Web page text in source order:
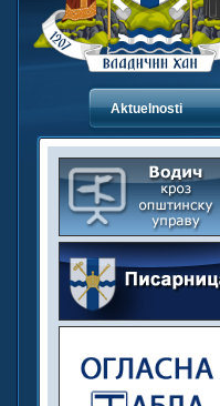
Aktuelnosti